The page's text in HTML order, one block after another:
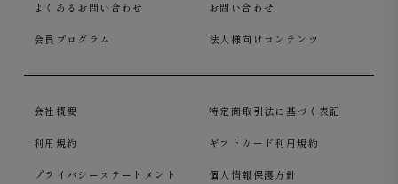
よくあるお問い合わせ お問い合わせ
会員プログラム 法人様向けコンテンツ
会社概要 特定商取引法に基づく表記
利用規約 ギフトカード利用規約
プライバシーステートメント 個人情報保護方針